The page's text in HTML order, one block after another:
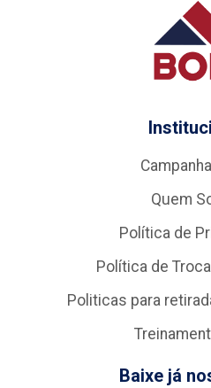
Quem
Política de
Política de
Politicas para
Baixe já